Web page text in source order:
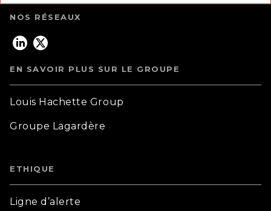
NOS RÉSEAUX
EN SAVOIR PLUS SUR LE GROUPE
Louis Hachette Group
Groupe Lagardère
ETHIQUE
Ligne d’alerte